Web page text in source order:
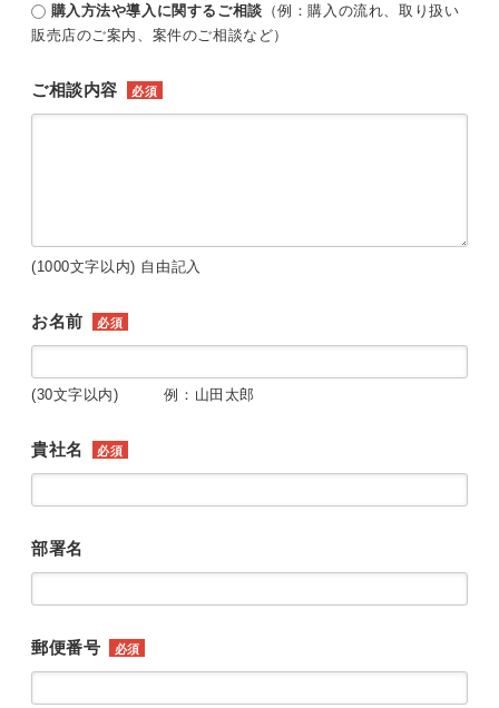
購入方法や導入に関するご相談 （例：購入の流れ、取り扱い
販売店のご案内、案件のご相談など）
ご相談内容 必須
(1000文字以内) 自由記入
お名前 必須
(30文字以内) 例：山田太郎
貴社名 必須
部署名
郵便番号 必須